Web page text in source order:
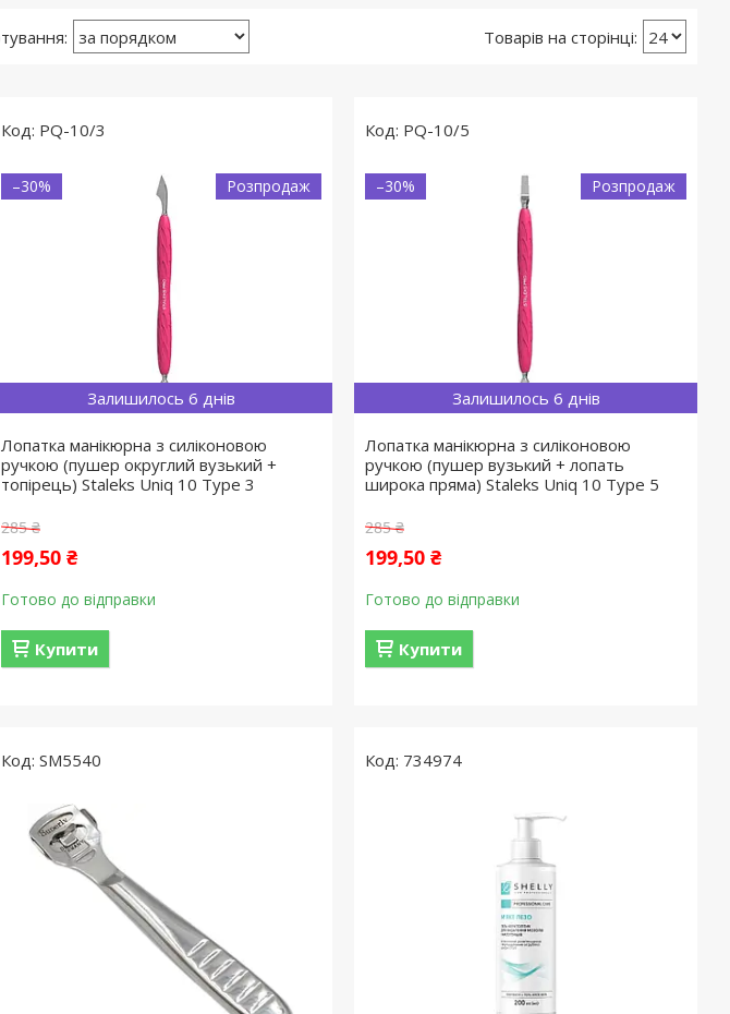
PQ-10/3
Залишилось 6 днів
Розпродаж
–30%
Лопатка манікюрна з силіконовою
ручкою (пушер округлий вузький +
топірець) Staleks Uniq 10 Type 3
285 ₴
199,50 ₴
Готово до відправки
Купити
PQ-10/5
Залишилось 6 днів
Розпродаж
–30%
Лопатка манікюрна з силіконовою
ручкою (пушер вузький + лопать
широка пряма) Staleks Uniq 10 Type 5
285 ₴
199,50 ₴
Готово до відправки
Купити
SM5540 734974